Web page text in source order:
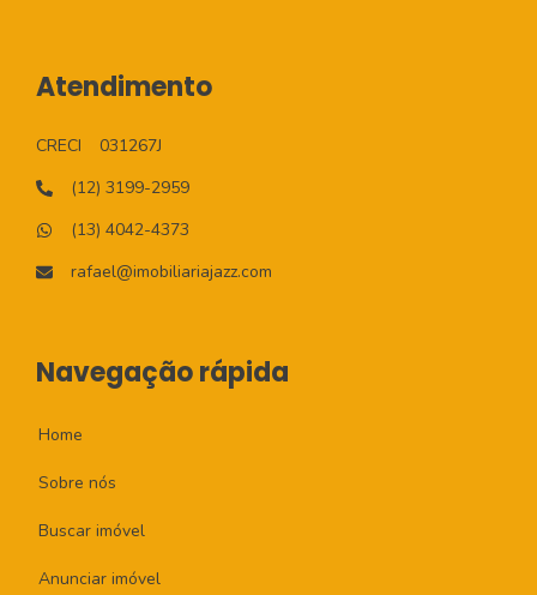
Atendimento
CRECI
031267J
(12) 3199-2959
(13) 4042-4373
rafael@imobiliariajazz.com
Navegação rápida
Home
Sobre nós
Buscar imóvel
Anunciar imóvel